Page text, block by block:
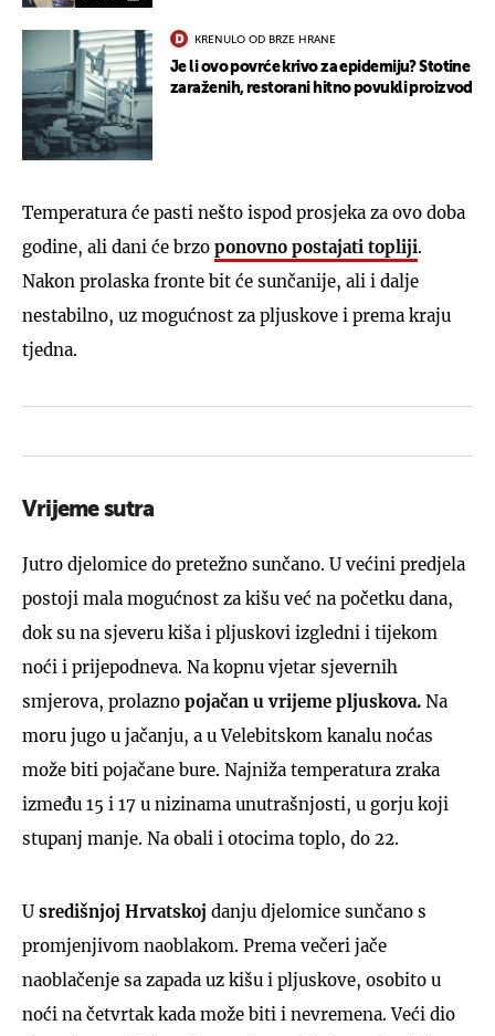
KRENULO OD BRZE HRANE
Je li ovo povrće krivo za epidemiju? Stotine
zaraženih, restorani hitno povukli proizvod
Temperatura će pasti nešto ispod prosjeka za ovo doba
godine, ali dani će brzo ponovno postajati topliji.
Nakon prolaska fronte bit će sunčanije, ali i dalje
nestabilno, uz mogućnost za pljuskove i prema kraju
tjedna.
Vrijeme sutra
Jutro djelomice do pretežno sunčano. U većini predjela
postoji mala mogućnost za kišu već na početku dana,
dok su na sjeveru kiša i pljuskovi izgledni i tijekom
noći i prijepodneva. Na kopnu vjetar sjevernih
smjerova, prolazno pojačan u vrijeme pljuskova. Na
moru jugo u jačanju, a u Velebitskom kanalu noćas
može biti pojačane bure. Najniža temperatura zraka
između 15 i 17 u nizinama unutrašnjosti, u gorju koji
stupanj manje. Na obali i otocima toplo, do 22.
U središnjoj Hrvatskoj danju djelomice sunčano s
promjenjivom naoblakom. Prema večeri jače
naoblačenje sa zapada uz kišu i pljuskove, osobito u
noći na četvrtak kada može biti i nevremena. Veći dio